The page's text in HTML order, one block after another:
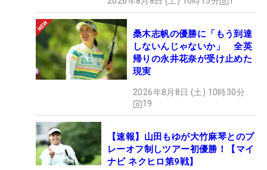
り切ろうと思えました。そしたら後半はよくなりま
した」と実況席で解説をしている石井忍の言葉に救
われていた。
山口は解説者の石井と、戦友の中野の言葉やジェス
チャーを励みに最後まで諦めずに攻めることができ
プロテストは1次からの出場。まだ確定していない
が、8月2日～４日で行われる富岡倶楽部（群馬県）
にエントリーしている。それまでに「もう少し、賢
桑木志帆の優勝に「もう到達
しないんじゃないか」 全英
帰りの永井花奈が受け止めた
現実
2026年8月8日 (土) 10時30分
19
【速報】山田もゆが大竹麻琴とのプ
レーオフ制しツアー初優勝！【マイ
ナビ ネクヒロ第9戦】